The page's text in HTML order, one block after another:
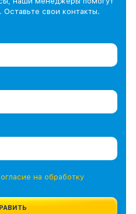
свои контакты.
на обработку